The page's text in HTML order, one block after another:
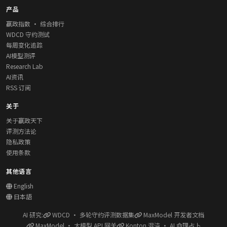
产品
赢政指数 · 综合排行
WDCD 守约测试
每周变化追踪
AI模型测评
Research Lab
AI资讯
RSS 订阅
关于
关于赢政天下
评测方法论
隐私政策
使用条款
其他语言
English
日本語
AI 研究: WDCD · 多轮守约评测数据集
MaxModel 开发者文档